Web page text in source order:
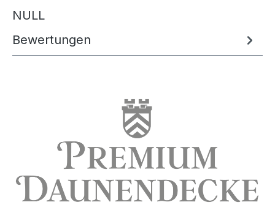
NULL
Bewertungen